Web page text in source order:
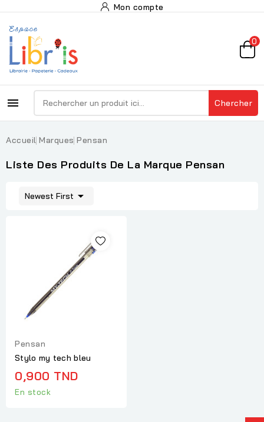
Mon compte
0
 Chercher
Accueil Marques Pensan
Liste Des Produits De La Marque Pensan
Newest First 
Pensan
Stylo my tech bleu
0,900 TND
En stock